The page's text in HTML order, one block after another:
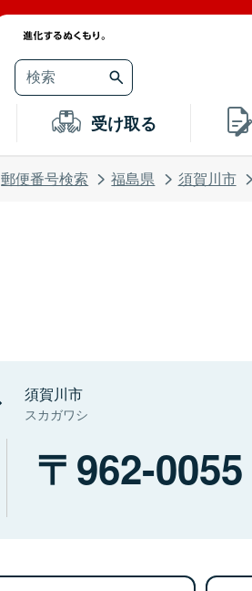
受け取る
郵便番号検索 福島県 須賀川市
須賀川市
スカガワシ
962-0055